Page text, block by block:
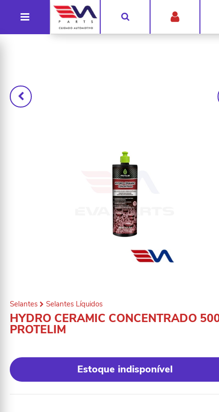
Selantes Selantes Líquidos
HYDRO CERAMIC CONCENTRADO
PROTELIM
Estoque indisponível